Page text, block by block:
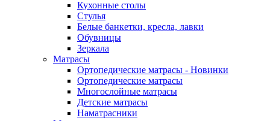
Кухонные столы
Стулья
Белые банкетки, кресла, лавки
Обувницы
Зеркала
Матрасы
Ортопедические матрасы - Новинки
Ортопедические матрасы
Многослойные матрасы
Детские матрасы
Наматрасники